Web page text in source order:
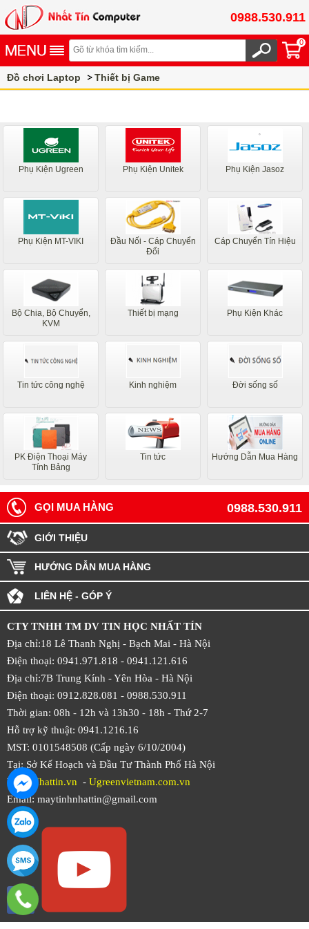
0988.530.911
0
Đồ chơi Laptop Thiết bị Game
Phụ Kiện Ugreen Phụ Kiện Unitek Phụ Kiện Jasoz
Phụ Kiện MT-VIKI
Đầu Nối - Cáp Chuyển
Đổi
Cáp Chuyển Tín Hiệu
Bộ Chia, Bộ Chuyển,
KVM
Thiết bị mạng Phụ Kiện Khác
Tin tức công nghệ Kinh nghiệm Đời sống số
PK Điện Thoại Máy
Tính Bảng
Tin tức Hướng Dẫn Mua Hàng
0988.530.911
GỌI MUA HÀNG
GIỚI THIỆU
HƯỚNG DẪN MUA HÀNG
LIÊN HỆ - GÓP Ý
CTY TNHH TM DV TIN HỌC NHẤT TÍN
Địa chỉ:18 Lê Thanh Nghị - Bạch Mai - Hà Nội
Điện thoại: 0941.971.818 - 0941.121.616
Địa chỉ:7B Trung Kính - Yên Hòa - Hà Nội
Điện thoại: 0912.828.081 - 0988.530.911
Thời gian: 08h - 12h và 13h30 - 18h - Thứ 2-7
Hỗ trợ kỹ thuật: 0941.1216.16
MST: 0101548508 (Cấp ngày 6/10/2004)
Tại: Sở Kế Hoạch và Đầu Tư Thành Phố Hà Nội
Web:Nhattin.vn - Ugreenvietnam.com.vn
Email: maytinhnhattin@gmail.com